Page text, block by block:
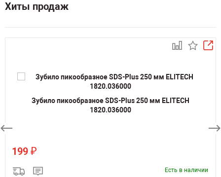
Хиты продаж
Зубило пикообразное SDS-Plus 250 мм ELITECH
1820.036000
199 ₽
Есть в наличии